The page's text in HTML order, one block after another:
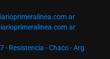
- Resistencia - Chaco - Arg